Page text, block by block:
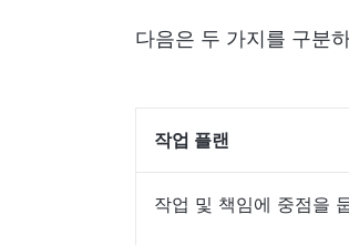
다음은 두 가지를 구분
작업 플랜
작업 및 책임에 중점을